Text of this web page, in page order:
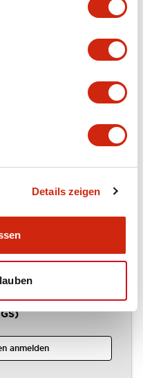
Details zeigen
anmelden